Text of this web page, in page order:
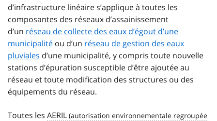
d’infrastructure linéaire s’applique à toutes les
composantes des réseaux d’assainissement
d’un réseau de collecte des eaux d’égout d’une
municipalité ou d’un réseau de gestion des eaux
pluviales d’une municipalité, y compris toute nouvelle
stations d’épuration susceptible d’être ajoutée au
réseau et toute modification des structures ou des
équipements du réseau.
Toutes les AERIL